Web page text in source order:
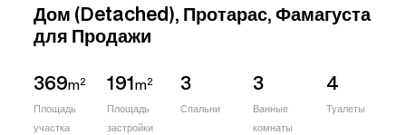
Дом (Detached), Протарас, Фамагуста
для Продажи
369m2
Площадь
участка
191m2
Площадь
застройки
3
Спальни
3
Ванные
комнаты
4
Туалеты